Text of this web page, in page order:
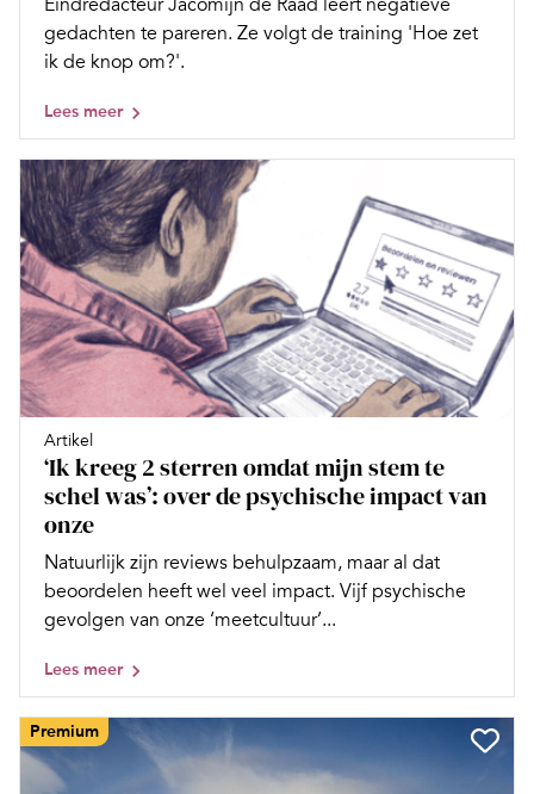
Eindredacteur Jacomijn de Raad leert negatieve
gedachten te pareren. Ze volgt de training 'Hoe zet
ik de knop om?'.
Lees meer
Artikel
‘Ik kreeg 2 sterren omdat mijn stem te
schel was’: over de psychische impact van
onze
Natuurlijk zijn reviews behulpzaam, maar al dat
beoordelen heeft wel veel impact. Vijf psychische
gevolgen van onze ‘meetcultuur’...
Lees meer
Premium